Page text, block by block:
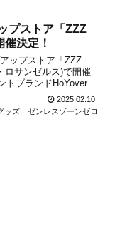
プストア「ZZZ
決定！
ップストア「ZZZ
ロサンゼルス)で開催
トブランドHoYoverse
の方にグッズを購入し
2025.02.10
ッズ
ゼンレスゾーンゼロ